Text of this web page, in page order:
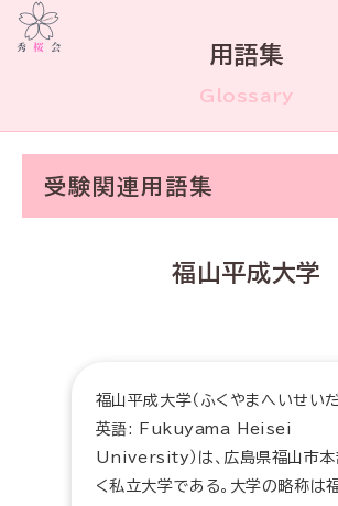
用語集
Glossary
受験関連用語集
福山平成大学
福山平成大学（ふくやまへいせいだ
英語: Fukuyama Heisei
University）は、広島県福山市本
く私立大学である。大学の略称は